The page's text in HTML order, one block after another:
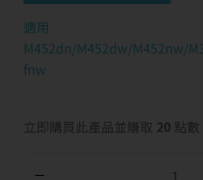
適用
M452dn/M452dw/M452nw/
fnw
立即購買此產品並賺取 20 點數